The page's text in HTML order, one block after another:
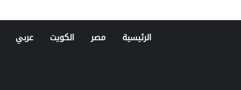
الرئيسية مصر الكويت عربي